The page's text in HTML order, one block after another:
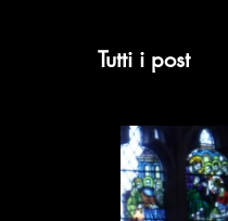
Tutti i post